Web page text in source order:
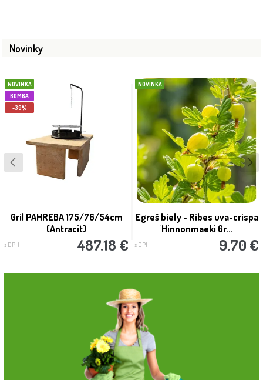
Novinky
NOVINKA
BOMBA
-39%
Gril PAHREBA 175/76/54cm
(Antracit)
s DPH 487.18 €
NOVINKA
Egreš biely - Ribes uva-crispa
'Hinnonmaeki Gr...
s DPH 9.70 €